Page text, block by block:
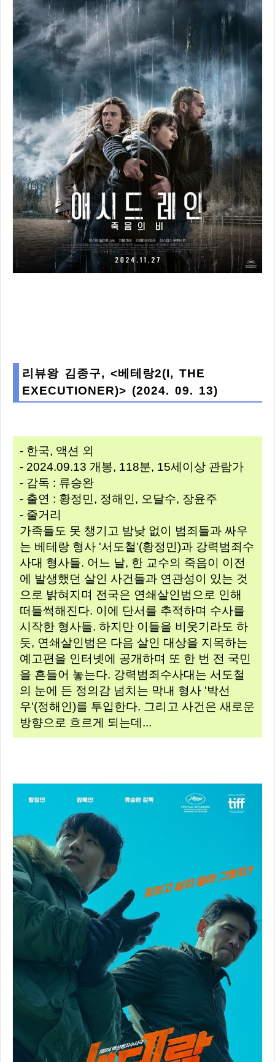
리뷰왕 김종구, <베테랑2(I, THE
EXECUTIONER)> (2024. 09. 13)
- 한국, 액션 외
- 2024.09.13 개봉, 118분, 15세이상 관람가
- 감독 : 류승완
- 출연 : 황정민, 정해인, 오달수, 장윤주
- 줄거리
가족들도 못 챙기고 밤낮 없이 범죄들과 싸우
는 베테랑 형사 '서도철'(황정민)과 강력범죄수
사대 형사들. 어느 날, 한 교수의 죽음이 이전
에 발생했던 살인 사건들과 연관성이 있는 것
으로 밝혀지며 전국은 연쇄살인범으로 인해
떠들썩해진다. 이에 단서를 추적하며 수사를
시작한 형사들. 하지만 이들을 비웃기라도 하
듯, 연쇄살인범은 다음 살인 대상을 지목하는
예고편을 인터넷에 공개하며 또 한 번 전 국민
을 흔들어 놓는다. 강력범죄수사대는 서도철
의 눈에 든 정의감 넘치는 막내 형사 '박선
우'(정해인)를 투입한다. 그리고 사건은 새로운
방향으로 흐르게 되는데...